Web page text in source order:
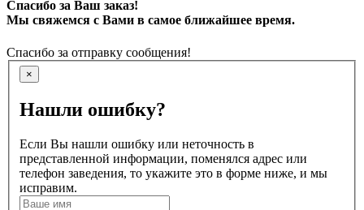
Спасибо за Ваш заказ!
Мы свяжемся с Вами в самое ближайшее время.
Спасибо за отправку сообщения!
×
Нашли ошибку?
Если Вы нашли ошибку или неточность в
представленной информации, поменялся адрес или
телефон заведения, то укажите это в форме ниже, и мы
исправим.